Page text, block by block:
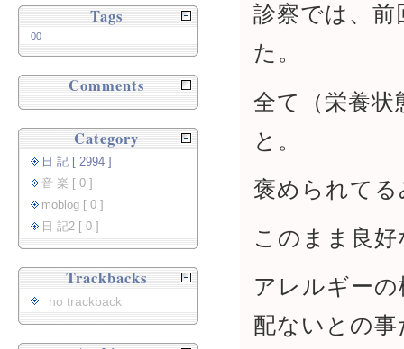
診察では、
た。
全て（栄養状
と。
褒められて
このまま良
アレルギー
配ないとの
Tags
00
Comments
Category
日 記 [ 2994 ]
音 楽 [ 0 ]
moblog [ 0 ]
日 記2 [ 0 ]
Trackbacks
no trackback